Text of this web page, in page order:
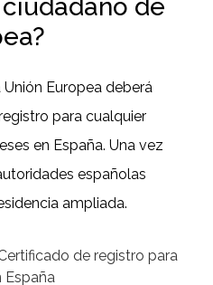
de
Europea deberá
para cualquier
en España. Una vez
españolas
ampliada.
de registro para
España